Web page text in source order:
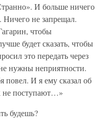
И больше ничего
Ничего не запрещал.
чтобы
будет сказать, чтобы
это передать через
нужны неприятности.
повел. И я ему сказал об
поступают…»
будешь?